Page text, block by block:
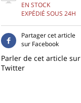
EN STOCK
EXPÉDIÉ SOUS 24H
Partager cet article
sur Facebook
Parler de cet article sur
Twitter